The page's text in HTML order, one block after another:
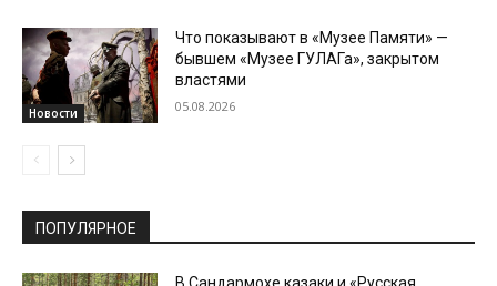
Новости
Что показывают в «Музее Памяти» —
бывшем «Музее ГУЛАГа», закрытом
властями
05.08.2026
ПОПУЛЯРНОЕ